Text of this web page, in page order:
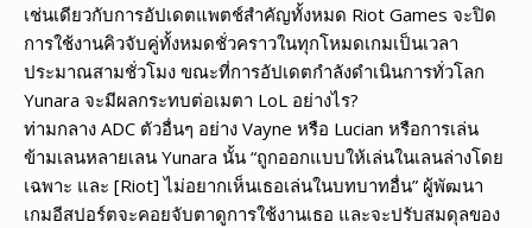
เช่นเดียวกับการอัปเดตแพตช์สำคัญทั้งหมด Riot Games จะปิด
การใช้งานคิวจับคู่ทั้งหมดชั่วคราวในทุกโหมดเกมเป็นเวลา
ประมาณสามชั่วโมง ขณะที่การอัปเดตกำลังดำเนินการทั่วโลก
Yunara จะมีผลกระทบต่อเมตา LoL อย่างไร?
ท่ามกลาง ADC ตัวอื่นๆ อย่าง Vayne หรือ Lucian หรือการเล่น
ข้ามเลนหลายเลน Yunara นั้น “ถูกออกแบบให้เล่นในเลนล่างโดย
เฉพาะ และ [Riot] ไม่อยากเห็นเธอเล่นในบทบาทอื่น” ผู้พัฒนา
เกมอีสปอร์ตจะคอยจับตาดูการใช้งานเธอ และจะปรับสมดุลของ